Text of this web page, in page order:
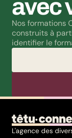
avec
Nos formations
construits à
identifier le
L'agence des